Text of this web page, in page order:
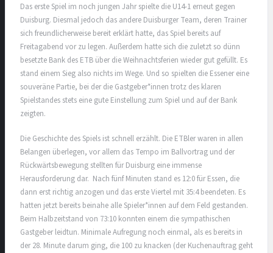
Das erste Spiel im noch jungen Jahr spielte die U14-1 erneut gegen
Duisburg. Diesmal jedoch das andere Duisburger Team, deren Trainer
sich freundlicherweise bereit erklärt hatte, das Spiel bereits auf
Freitagabend vor zu legen. Außerdem hatte sich die zuletzt so dünn
besetzte Bank des ETB über die Weihnachtsferien wieder gut gefüllt. Es
stand einem Sieg also nichts im Wege. Und so spielten die Essener eine
souveräne Partie, bei der die Gastgeber*innen trotz des klaren
Spielstandes stets eine gute Einstellung zum Spiel und auf der Bank
zeigten.
Die Geschichte des Spiels ist schnell erzählt. Die ETBler waren in allen
Belangen überlegen, vor allem das Tempo im Ballvortrag und der
Rückwärtsbewegung stellten für Duisburg eine immense
Herausforderung dar. Nach fünf Minuten stand es 12:0 für Essen, die
dann erst richtig anzogen und das erste Viertel mit 35:4 beendeten. Es
hatten jetzt bereits beinahe alle Spieler*innen auf dem Feld gestanden.
Beim Halbzeitstand von 73:10 konnten einem die sympathischen
Gastgeber leidtun. Minimale Aufregung noch einmal, als es bereits in
der 28. Minute darum ging, die 100 zu knacken (der Kuchenauftrag geht